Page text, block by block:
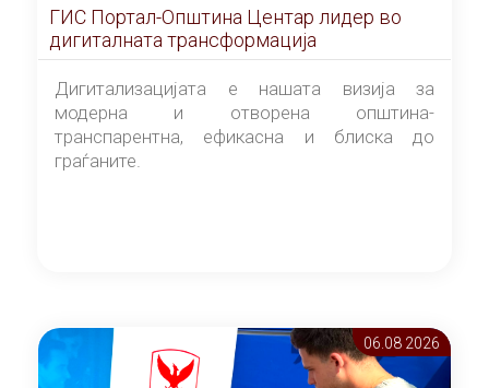
ГИС Портал-Општина Центар лидер во
дигиталната трансформација
Дигитализацијата е нашата визија за
модерна и отворена општина-
транспарентна, ефикасна и блиска до
граѓаните.
06.08 2026